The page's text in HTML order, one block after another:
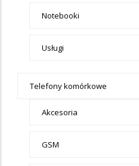
Notebooki
Usługi
Telefony komórkowe
Akcesoria
GSM